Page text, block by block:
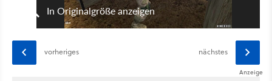
In Originalgröße anzeigen
vorheriges nächstes